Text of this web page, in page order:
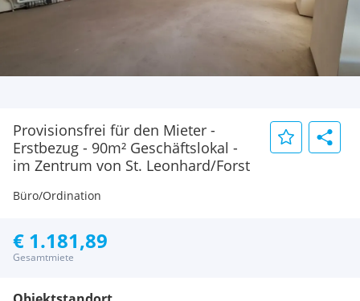
Provisionsfrei für den Mieter -
Erstbezug - 90m² Geschäftslokal -
im Zentrum von St. Leonhard/Forst
Büro/Ordination
€ 1.181,89
Gesamtmiete